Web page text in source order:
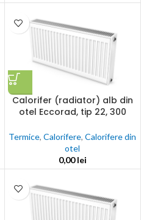
Calorifer (radiator) alb din
otel Eccorad, tip 22, 300
incluse
Termice,Calorifere,Calorifere din
otel
0,00lei